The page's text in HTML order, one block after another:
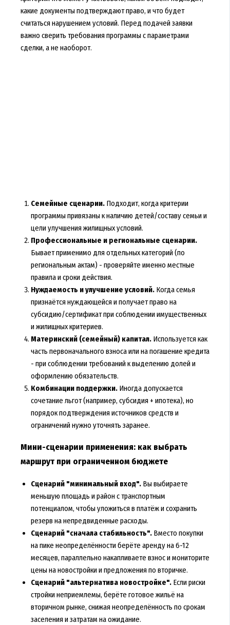
какие документы подтверждают право, и что будет
считаться нарушением условий. Перед подачей заявки
важно сверить требования программы с параметрами
сделки, а не наоборот.
Семейные сценарии.Подходит, когда критерии
программы привязаны к наличию детей/составу семьи и
цели улучшения жилищных условий.
Профессиональные и региональные сценарии.
Бывает применимо для отдельных категорий (по
региональным актам) - проверяйте именно местные
правила и сроки действия.
Нуждаемость и улучшение условий.Когда семья
признаётся нуждающейся и получает право на
субсидию/сертификат при соблюдении имущественных
и жилищных критериев.
Материнский (семейный) капитал.Используется как
часть первоначального взноса или на погашение кредита
- при соблюдении требований к выделению долей и
оформлению обязательств.
Комбинации поддержки.Иногда допускается
сочетание льгот (например, субсидия + ипотека), но
порядок подтверждения источников средств и
ограничений нужно уточнять заранее.
Мини-сценарии применения: как выбрать
маршрут при ограниченном бюджете
Сценарий "минимальный вход".Вы выбираете
меньшую площадь и район с транспортным
потенциалом, чтобы уложиться в платёж и сохранить
резерв на непредвиденные расходы.
Сценарий "сначала стабильность".Вместо покупки
на пике неопределённости берёте аренду на 6-12
месяцев, параллельно накапливаете взнос и мониторите
цены на новостройки и предложения по вторичке.
Сценарий "альтернатива новостройке".Если риски
стройки неприемлемы, берёте готовое жильё на
вторичном рынке, снижая неопределённость по срокам
заселения и затратам на ожидание.